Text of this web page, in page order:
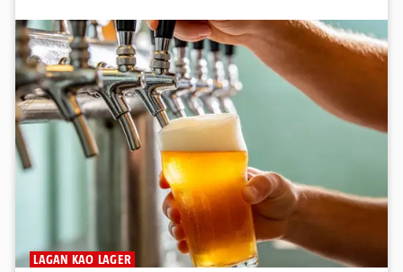
LAGAN KAO LAGER